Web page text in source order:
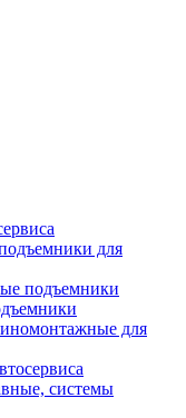
для
подъемники
для
системы